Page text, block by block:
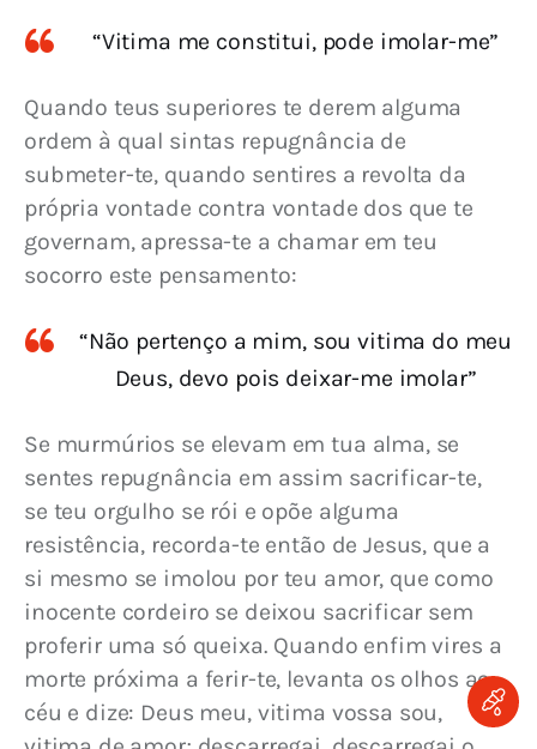
“Vitima me constitui, pode imolar-me”
Quando teus superiores te derem alguma
ordem à qual sintas repugnância de
submeter-te, quando sentires a revolta da
própria vontade contra vontade dos que te
governam, apressa-te a chamar em teu
socorro este pensamento:
“Não pertenço a mim, sou vitima do meu
Deus, devo pois deixar-me imolar”
Se murmúrios se elevam em tua alma, se
sentes repugnância em assim sacrificar-te,
se teu orgulho se rói e opõe alguma
resistência, recorda-te então de Jesus, que a
si mesmo se imolou por teu amor, que como
inocente cordeiro se deixou sacrificar sem
proferir uma só queixa. Quando enfim vires a
morte próxima a ferir-te, levanta os olhos ao
céu e dize: Deus meu, vitima vossa sou,